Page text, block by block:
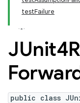
testFailure
public class